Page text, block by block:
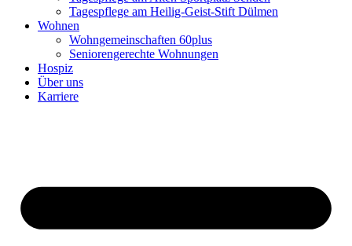
Tagespflege am Heilig-Geist-Stift Dülmen
Wohnen
Wohngemeinschaften 60plus
Seniorengerechte Wohnungen
Hospiz
Über uns
Karriere